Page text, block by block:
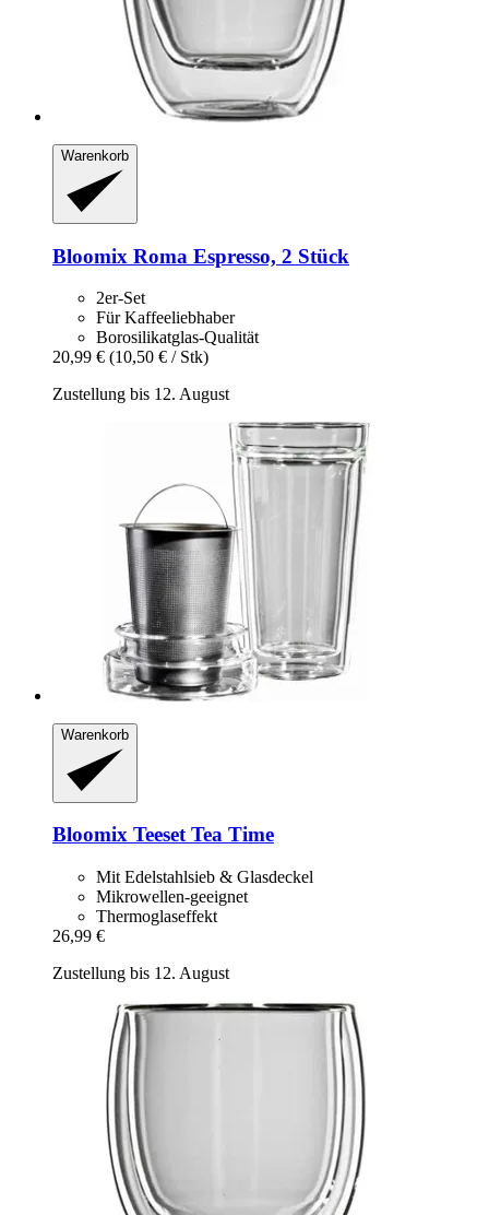
Warenkorb
Bloomix Roma Espresso, 2 Stück
2er-Set
Für Kaffeeliebhaber
Borosilikatglas-Qualität
20,99 € (10,50 € / Stk)
Zustellung bis 12. August
Warenkorb
Bloomix Teeset Tea Time
Mit Edelstahlsieb & Glasdeckel
Mikrowellen-geeignet
Thermoglaseffekt
26,99 €
Zustellung bis 12. August